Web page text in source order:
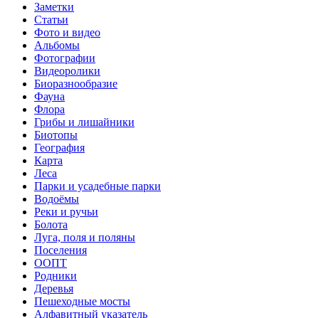
Заметки
Статьи
Фото и видео
Альбомы
Фотографии
Видеоролики
Биоразнообразие
Фауна
Флора
Грибы и лишайники
Биотопы
География
Карта
Леса
Парки и усадебные парки
Водоёмы
Реки и ручьи
Болота
Луга, поля и поляны
Поселения
ООПТ
Родники
Деревья
Пешеходные мосты
Алфавитный указатель